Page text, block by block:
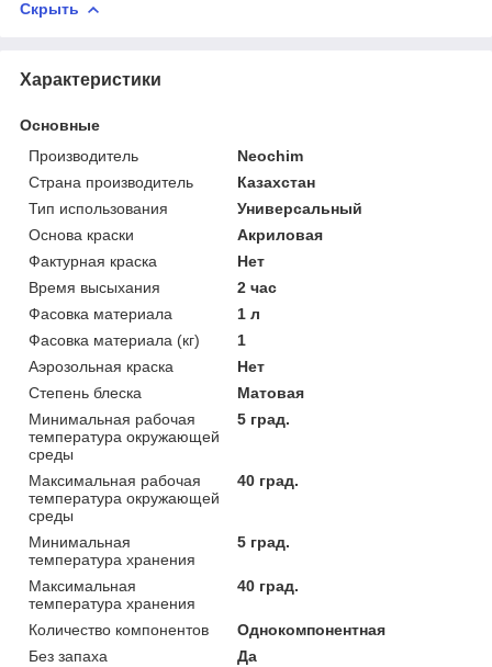
Скрыть
Характеристики
Основные
Производитель
Neochim
Страна производитель
Казахстан
Тип использования
Универсальный
Основа краски
Акриловая
Фактурная краска
Нет
Время высыхания
2 час
Фасовка материала
1 л
Фасовка материала (кг)
1
Аэрозольная краска
Нет
Степень блеска
Матовая
Минимальная рабочая
температура окружающей
среды
5 град.
Максимальная рабочая
температура окружающей
среды
40 град.
Минимальная
температура хранения
5 град.
Максимальная
температура хранения
40 град.
Количество компонентов
Однокомпонентная
Без запаха
Да